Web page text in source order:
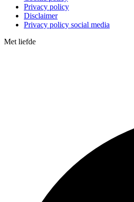
Privacy policy
Disclaimer
Privacy policy social media
Met liefde